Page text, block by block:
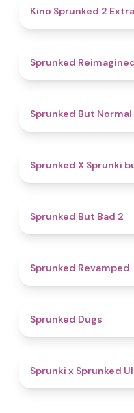
Kino Sprunked 2
Sprunked
Sprunked But Normal
Sprunked X Sprunki
Sprunked But Bad 2
Sprunked Revamped
Sprunked Dugs
Sprunki x Sprunked